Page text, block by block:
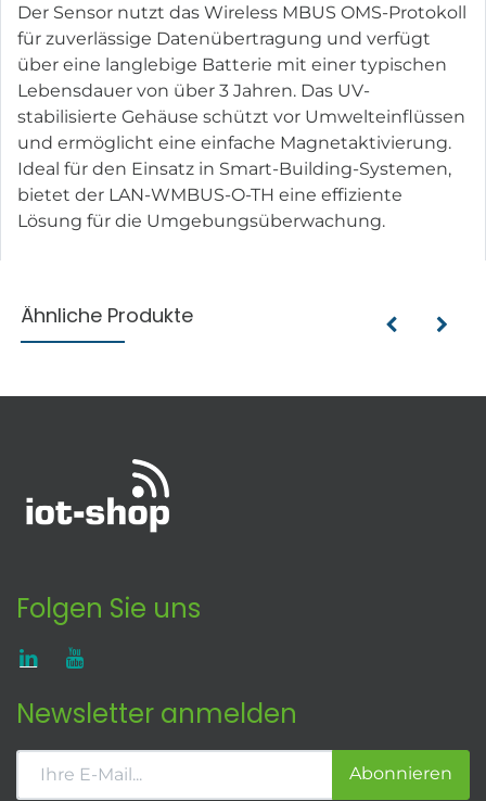
Der Sensor nutzt das Wireless MBUS OMS-Protokoll
für zuverlässige Datenübertragung und verfügt
über eine langlebige Batterie mit einer typischen
Lebensdauer von über 3 Jahren. Das UV-
stabilisierte Gehäuse schützt vor Umwelteinflüssen
und ermöglicht eine einfache Magnetaktivierung.
Ideal für den Einsatz in Smart-Building-Systemen,
bietet der LAN-WMBUS-O-TH eine effiziente
Lösung für die Umgebungsüberwachung.
Ähnliche Produkte
Folgen Sie uns
Newsletter anmelden
Abonnieren